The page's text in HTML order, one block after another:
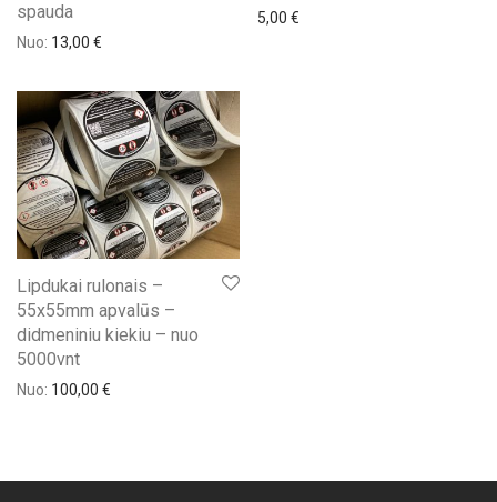
spauda
Nuo: 13,00 €
5,00 €
Lipdukai rulonais –
55x55mm apvalūs –
didmeniniu kiekiu – nuo
5000vnt
Nuo: 100,00 €